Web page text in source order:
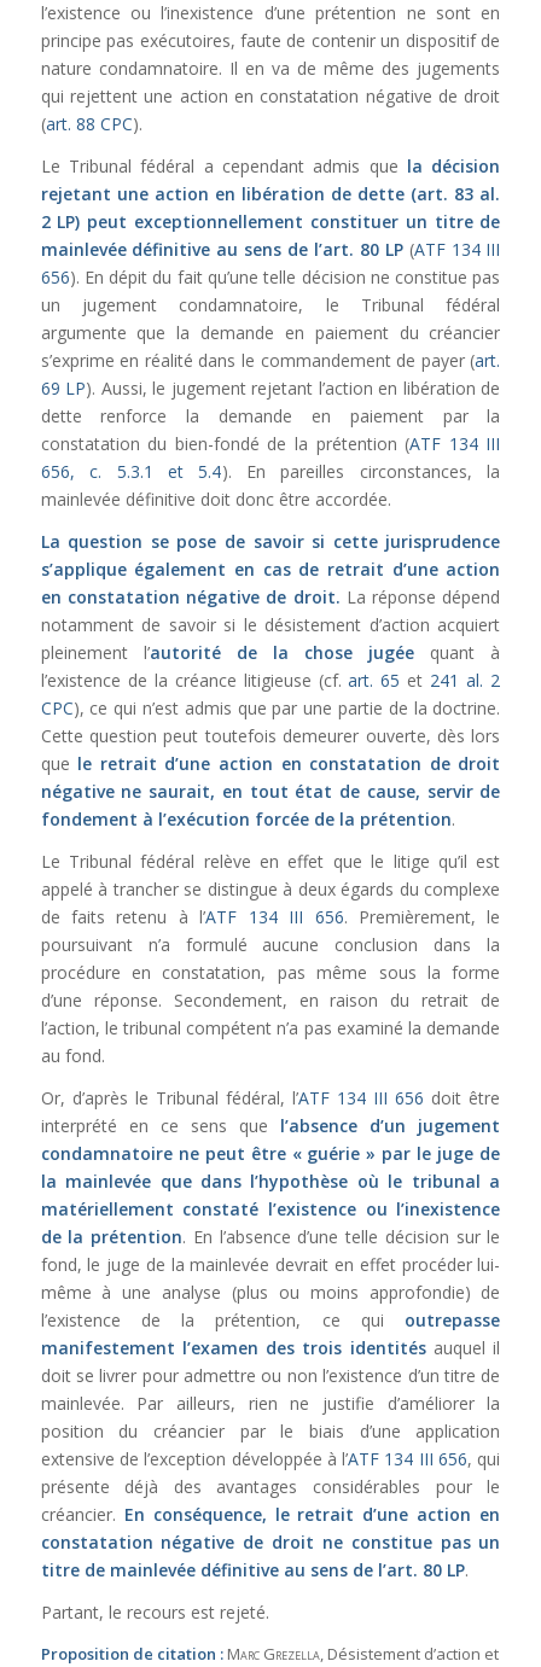
l’existence ou l’inexistence d’une prétention ne sont en
principe pas exécutoires, faute de contenir un dispositif de
nature condamnatoire. Il en va de même des jugements
qui rejettent une action en constatation négative de droit
(art. 88 CPC).
Le Tribunal fédéral a cependant admis que la décision
rejetant une action en libération de dette (art. 83 al.
2 LP) peut exceptionnellement constituer un titre de
mainlevée définitive au sens de l’art. 80 LP(ATF 134 III
656). En dépit du fait qu’une telle décision ne constitue pas
un jugement condamnatoire, le Tribunal fédéral
argumente que la demande en paiement du créancier
s’exprime en réalité dans le commandement de payer (art.
69 LP). Aussi, le jugement rejetant l’action en libération de
dette renforce la demande en paiement par la
constatation du bien-fondé de la prétention (ATF 134 III
656, c. 5.3.1 et 5.4). En pareilles circonstances, la
mainlevée définitive doit donc être accordée.
La question se pose de savoir si cette jurisprudence
s’applique également en cas de retrait d’une action
en constatation négative de droit. La réponse dépend
notamment de savoir si le désistement d’action acquiert
pleinement l’autorité de la chose jugée quant à
l’existence de la créance litigieuse (cf.art. 65 et 241 al. 2
CPC), ce qui n’est admis que par une partie de la doctrine.
Cette question peut toutefois demeurer ouverte, dès lors
que le retrait d’une action en constatation de droit
négative ne saurait, en tout état de cause, servir de
fondement à l’exécution forcée de la prétention.
Le Tribunal fédéral relève en effet que le litige qu’il est
appelé à trancher se distingue à deux égards du complexe
de faits retenu à l’ATF 134 III 656. Premièrement, le
poursuivant n’a formulé aucune conclusion dans la
procédure en constatation, pas même sous la forme
d’une réponse. Secondement, en raison du retrait de
l’action, le tribunal compétent n’a pas examiné la demande
au fond.
Or, d’après le Tribunal fédéral, l’ATF 134 III 656 doit être
interprété en ce sens que l’absence d’un jugement
condamnatoire ne peut être « guérie» par le juge de
la mainlevée que dans l’hypothèse où le tribunal a
matériellement constaté l’existence ou l’inexistence
de la prétention. En l’absence d’une telle décision sur le
fond, le juge de la mainlevée devrait en effet procéder lui-
même à une analyse (plus ou moins approfondie) de
l’existence de la prétention, ce qui outrepasse
manifestement l’examen des trois identitésauquel il
doit se livrer pour admettre ou non l’existence d’un titre de
mainlevée. Par ailleurs, rien ne justifie d’améliorer la
position du créancier par le biais d’une application
extensive de l’exception développée à l’ATF 134 III 656, qui
présente déjà des avantages considérables pour le
créancier. En conséquence, le retrait d’une action en
constatation négative de droit ne constitue pas un
titre de mainlevée définitive au sens de l’art. 80 LP.
Partant, le recours est rejeté.
Proposition de citation : Marc Grezella, Désistement d’action et